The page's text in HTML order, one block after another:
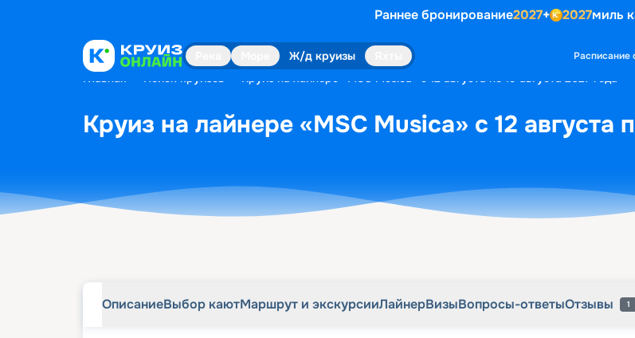
Раннее бронирование2027+ 2027миль
Ж/д круизы Расписание
Главная Поиск круизов Круиз на лайнере «MSC Musica» с 12 августа по 19 августа 2027 года
Круиз на лайнере «MSC Musica» с 12 августа
ОписаниеВыбор каютМаршрут и экскурсииЛайнерВизыВопросы-ответыОтзывы 1